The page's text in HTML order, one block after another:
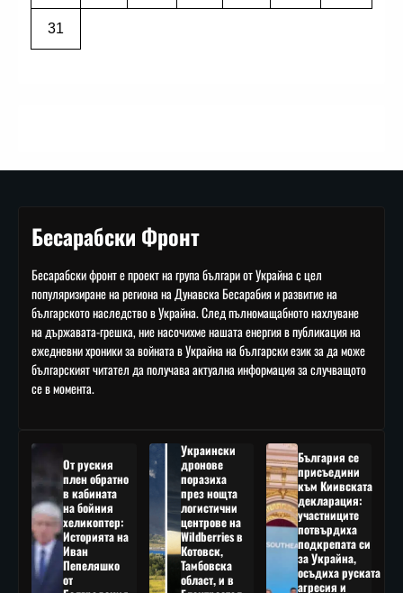
31
Бесарабски Фронт
Бесарабски фронт е проект на група българи от Украйна с цел
популяризиране на региона на Дунавска Бесарабия и развитие на
българското наследство в Украйна. След пълномащабното нахлуване
на държавата-грешка, ние насочихме нашата енергия в публикация на
ежедневни хроники за войната в Украйна на български език за да може
българският читател да получава актуална информация за случващото
се в момента.
От руския
плен обратно
в кабината
на бойния
хеликоптер:
Историята на
Иван
Пепеляшко
от
Украински
дронове
поразиха
през нощта
логистични
центрове на
Wildberries в
Котовск,
Тамбовска
област, и в
България се
присъедини
към Киивската
декларация:
участниците
потвърдиха
подкрепата си
за Украйна,
осъдиха руската
агресия и